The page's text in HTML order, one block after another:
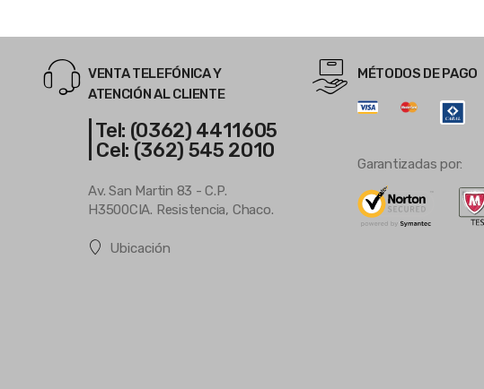
VENTA TELEFÓNICA Y
ATENCIÓN AL CLIENTE
| Tel: (0362) 4411605
| Cel: (362) 545 2010
Av. San Martin 83 - C.P.
H3500CIA. Resistencia, Chaco.
Ubicación
MÉTODOS DE PAGO
Garantizadas por: